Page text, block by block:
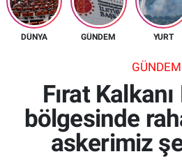
DÜNYA GÜNDEM YURT
GÜNDEM
Fırat
bölgesinde
askerimiz